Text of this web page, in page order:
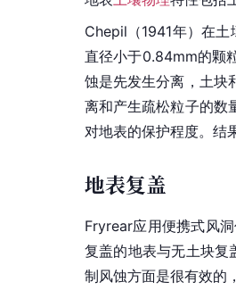
Chepil（1941年）在
直径小于0.84mm的颗
蚀是先发生分离，土块
离和产生疏松粒子的数
对地表的保护程度。结
地表复盖
Fryrear应用便携式风洞
复盖的地表与无土块复
制风蚀方面是很有效的